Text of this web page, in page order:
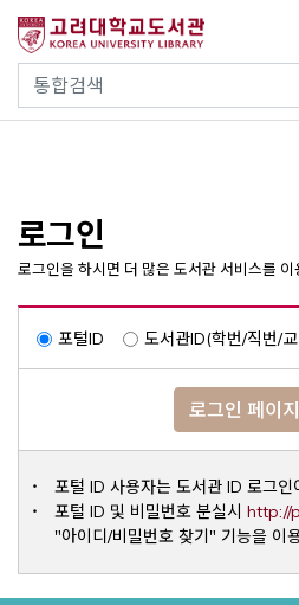
건
통합검색
사이트내 검색
로그인
로그인을 하시면 더 많은 도서관 서비스를 이
포털ID 도서관ID(학번/직번/
로그인 페이
포털 ID 사용자는 도서관 ID 로그인
포털 ID 및 비밀번호 분실시 http://
"아이디/비밀번호 찾기" 기능을 이